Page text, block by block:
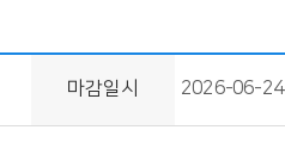
마감일시 2026-06-24